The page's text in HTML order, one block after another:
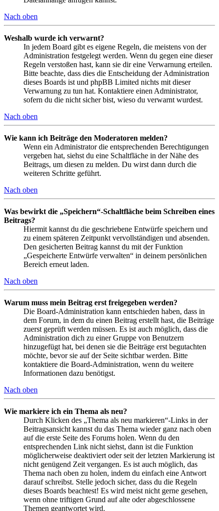
Nach oben
Weshalb wurde ich verwarnt?
In jedem Board gibt es eigene Regeln, die meistens von der
Administration festgelegt werden. Wenn du gegen eine dieser
Regeln verstoßen hast, kann sie dir eine Verwarnung erteilen.
Bitte beachte, dass dies die Entscheidung der Administration
dieses Boards ist und phpBB Limited nichts mit dieser
Verwarnung zu tun hat. Kontaktiere einen Administrator,
sofern du die nicht sicher bist, wieso du verwarnt wurdest.
Nach oben
Wie kann ich Beiträge den Moderatoren melden?
Wenn ein Administrator die entsprechenden Berechtigungen
vergeben hat, siehst du eine Schaltfläche in der Nähe des
Beitrags, um diesen zu melden. Du wirst dann durch die
weiteren Schritte geführt.
Nach oben
Was bewirkt die „Speichern“-Schaltfläche beim Schreiben eines
Beitrags?
Hiermit kannst du die geschriebene Entwürfe speichern und
zu einem späteren Zeitpunkt vervollständigen und absenden.
Den gesicherten Beitrag kannst du mit der Funktion
„Gespeicherte Entwürfe verwalten“ in deinem persönlichen
Bereich erneut laden.
Nach oben
Warum muss mein Beitrag erst freigegeben werden?
Die Board-Administration kann entschieden haben, dass in
dem Forum, in dem du einen Beitrag erstellt hast, die Beiträge
zuerst geprüft werden müssen. Es ist auch möglich, dass die
Administration dich zu einer Gruppe von Benutzern
hinzugefügt hat, bei denen sie die Beiträge erst begutachten
möchte, bevor sie auf der Seite sichtbar werden. Bitte
kontaktiere die Board-Administration, wenn du weitere
Informationen dazu benötigst.
Nach oben
Wie markiere ich ein Thema als neu?
Durch Klicken des „Thema als neu markieren“-Links in der
Beitragsansicht kannst du das Thema wieder ganz nach oben
auf die erste Seite des Forums holen. Wenn du den
entsprechenden Link nicht siehst, dann ist die Funktion
möglicherweise deaktiviert oder seit der letzten Markierung ist
nicht genügend Zeit vergangen. Es ist auch möglich, das
Thema nach oben zu holen, indem du einfach eine Antwort
darauf schreibst. Stelle jedoch sicher, dass du die Regeln
dieses Boards beachtest! Es wird meist nicht gerne gesehen,
wenn ohne triftigen Grund auf alte oder abgeschlossene
Themen geantwortet wird.